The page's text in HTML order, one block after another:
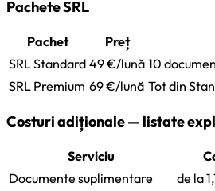
Pachete SRL
Pachet Preț
SRL Standard 49 €/lună 10
SRL Premium 69 €/lună Tot din
Costuri adiționale — listate
Serviciu
Documente suplimentare
de la